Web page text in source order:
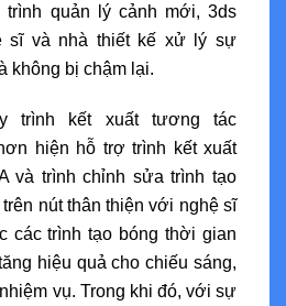
trình quản lý cảnh mới, 3ds
sĩ và nhà thiết kế xử lý sự
không bị chậm lại.
trình kết xuất tương tác
hiện hỗ trợ trình kết xuất
và trình chỉnh sửa trình tạo
nút thân thiện với nghệ sĩ
các trình tạo bóng thời gian
hiệu quả cho chiếu sáng,
vụ. Trong khi đó, với sự